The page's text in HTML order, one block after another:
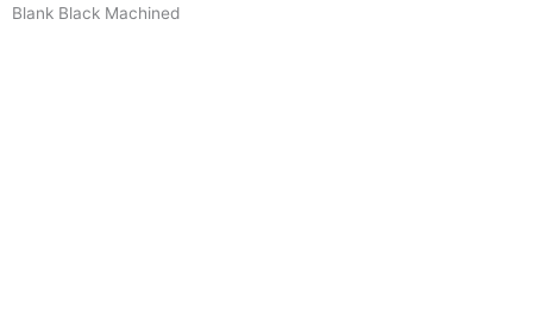
Blank Black Machined